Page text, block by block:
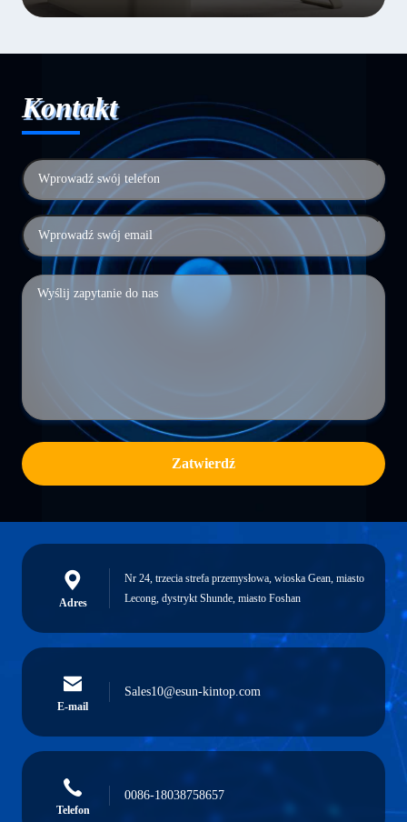
Kontakt
Zatwierdź
Adres
Nr 24, trzecia strefa przemysłowa, wioska Gean, miasto
Lecong, dystrykt Shunde, miasto Foshan
E-mail
Sales10@esun-kintop.com
Telefon
0086-18038758657